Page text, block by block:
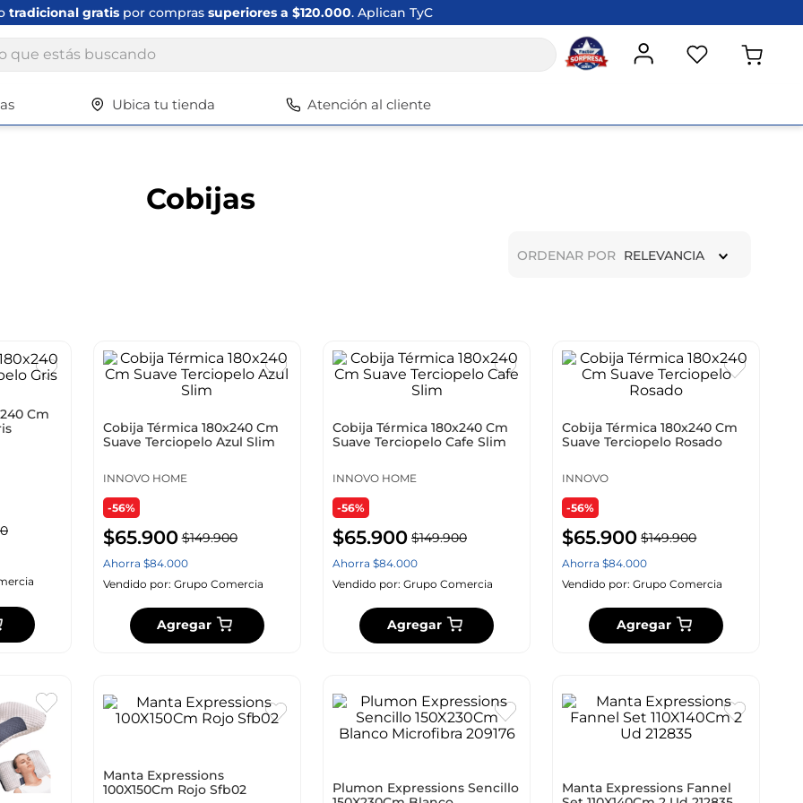
tradicional gratispor compras superiores a $120.000. Aplican TyC
estás buscando
Ubica tu tienda Atención al cliente
Cobijas
ORDENAR POR RELEVANCIA
Cm
Cobija Térmica 180x240 Cm
Suave Terciopelo Azul Slim
INNOVO HOME
-56%
$65.900 $149.900
Ahorra $84.000
Vendido por: Grupo Comercia
Agregar
Cobija Térmica 180x240 Cm
Suave Terciopelo Cafe Slim
INNOVO HOME
-56%
$65.900 $149.900
Ahorra $84.000
Vendido por: Grupo Comercia
Agregar
Cobija Térmica 180x240 Cm
Suave Terciopelo Rosado
INNOVO
-56%
$65.900 $149.900
Ahorra$84.000
Vendido por:Grupo Comercia
Agregar
Manta Expressions
100X150Cm Rojo Sfb02
Plumon Expressions Sencillo
Manta Expressions Fannel
Términos más buscados
8.
cafetera
zapatero